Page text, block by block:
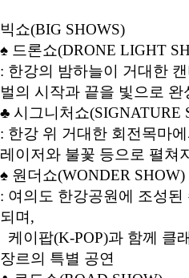
빅쇼(BIG SHOWS)
♠ 드론쇼(DRONE LIGHT
: 한강의 밤하늘이 거대한
벌의 시작과 끝을 빛으로 완
♣ 시그니처쇼(SIGNATURE
: 한강 위 거대한 회전목마
레이저와 불꽃 등으로 펼쳐
♠ 원더쇼(WONDER SHOW)
: 여의도 한강공원에 조성된
되며,
케이팝(K-POP)과 함께 클
장르의 특별 공연